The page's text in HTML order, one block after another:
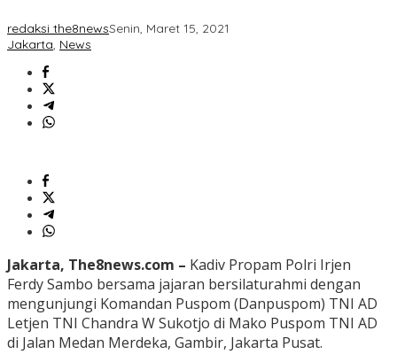
redaksi the8newsSenin, Maret 15, 2021
Jakarta, News
Jakarta, The8news.com – Kadiv Propam Polri Irjen
Ferdy Sambo bersama jajaran bersilaturahmi dengan
mengunjungi Komandan Puspom (Danpuspom) TNI AD
Letjen TNI Chandra W Sukotjo di Mako Puspom TNI AD
di Jalan Medan Merdeka, Gambir, Jakarta Pusat.